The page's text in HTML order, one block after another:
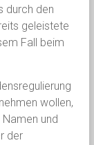
durch den
geleistete
Fall beim
wollen,
und
der